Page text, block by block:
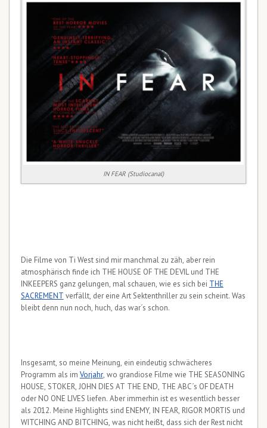
IN FEAR (Studiocanal)
Die Filme von Ti West sind mir manchmal zu zäh, aber rein
atmosphärisch finde ich THE HOUSE OF THE DEVIL und THE
INKEEPERS ganz gelungen, mal schauen, wie es sich bei THE
SACREMENT verfällt, der eine Art Sektenthriller zu sein scheint. Was
bleibt denn nun noch, huch, das war´s schon.
Insgesamt, so meine Meinung, ein eindeutig schwächeres
Programm als im Vorjahr, wo grandiose Filme wie THE SEASONING
HOUSE, STOKER, JOHN DIES AT THE END, THE ABC´s OF DEATH
oder NO ONE LIVES liefen. Aber immerhin ist es wesentlich besser
als 2012. Meine Highlights sind ENEMY, IN FEAR, RIGOR MORTIS und
WITCHING AND BITCHING, was nicht heißt, dass sich der Rest nicht